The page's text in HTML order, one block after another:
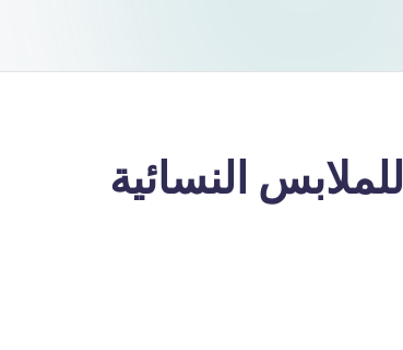
كود خصم متجر ورل wrl للملابس النسائية